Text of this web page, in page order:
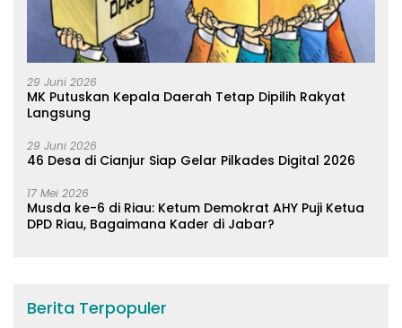
29 Juni 2026
MK Putuskan Kepala Daerah Tetap Dipilih Rakyat
Langsung
29 Juni 2026
46 Desa di Cianjur Siap Gelar Pilkades Digital 2026
17 Mei 2026
Musda ke-6 di Riau: Ketum Demokrat AHY Puji Ketua
DPD Riau, Bagaimana Kader di Jabar?
Berita Terpopuler